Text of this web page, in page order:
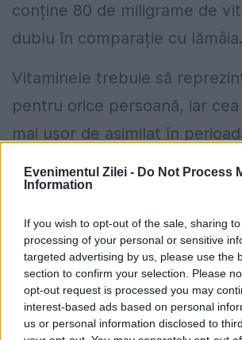
Evenimentul Zilei - Do Not Process
Information
If you wish to opt-out of the sale, sharing
processing of your personal or sensitive
targeted advertising by us, please use the
section to confirm your selection. Please
opt-out request is processed you may
interest-based ads based on personal
us or personal information disclosed to
conține 80 de miligrame de
dublu în comparație cu lămâia.
Vitaminele trebuie să
pentru orice persoană, iar
mai ușor de asimilat în
cantitate importantă din
se regăsește în ciupercă,
tonul sau sardinele. Surse de
pot fi și gălbenușul de ou,
brânza cheddar, laptele de
soia, cerealele și fulgii de